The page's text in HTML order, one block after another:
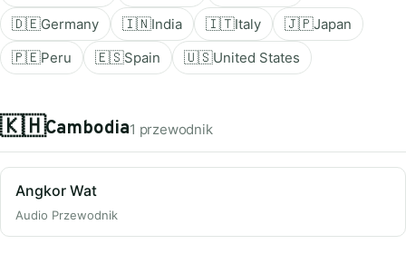
🇩🇪Germany 🇮🇳India 🇮🇹Italy 🇯🇵Japan
🇵🇪Peru 🇪🇸Spain 🇺🇸United States
🇰🇭Cambodia1 przewodnik
Angkor Wat
Audio Przewodnik